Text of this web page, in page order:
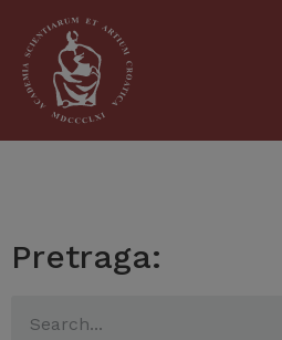
Pretraga: